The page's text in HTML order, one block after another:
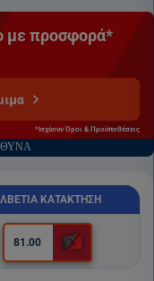
με προσφορά*
*Ισχύουν Όροι & Προϋποθέσεις
ΚΑΤΑΚΤΗΣΗ
81.00